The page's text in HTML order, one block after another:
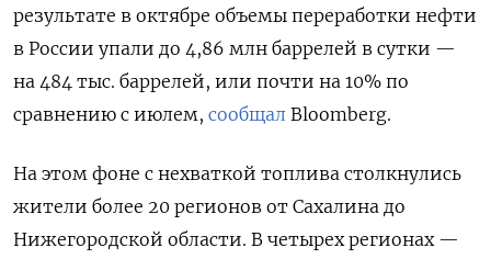
результате в октябре объемы переработки нефти
в России упали до 4,86 млн баррелей в сутки —
на 484 тыс. баррелей, или почти на 10% по
сравнению с июлем, сообщал Bloomberg.
На этом фоне с нехваткой топлива столкнулись
жители более 20 регионов от Сахалина до
Нижегородской области. В четырех регионах —